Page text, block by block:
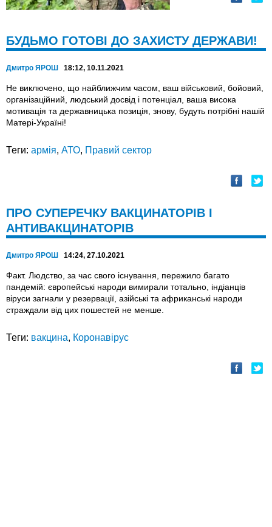
БУДЬМО ГОТОВІ ДО ЗАХИСТУ ДЕРЖАВИ!
Дмитро ЯРОШ 18:12, 10.11.2021
Не виключено, що найближчим часом, ваш військовий, бойовий,
організаційний, людський досвід і потенціал, ваша висока
мотивація та державницька позиція, знову, будуть потрібні нашій
Матері-Україні!
Теги: армія, АТО, Правий сектор
ПРО СУПЕРЕЧКУ ВАКЦИНАТОРІВ І
АНТИВАКЦИНАТОРІВ
Дмитро ЯРОШ 14:24, 27.10.2021
Факт. Людство, за час свого існування, пережило багато
пандемій: європейські народи вимирали тотально, індіанців
віруси загнали у резервації, азійські та африканські народи
страждали від цих пошестей не менше.
Теги: вакцина, Коронавірус